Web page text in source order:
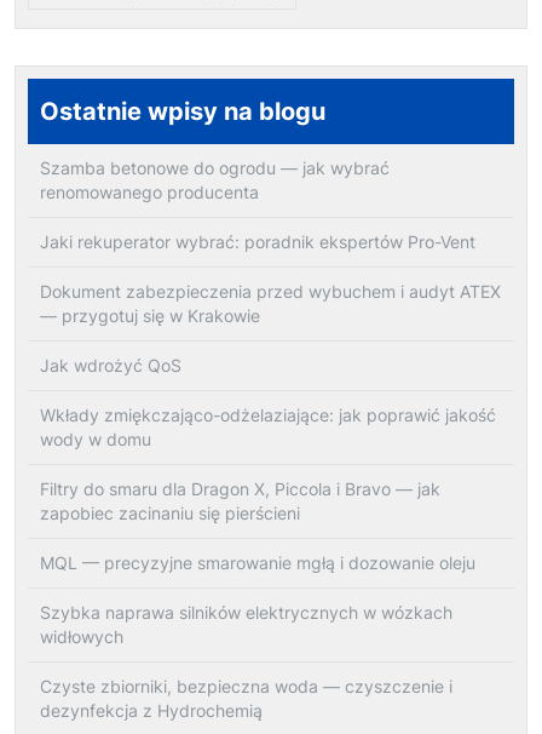
Ostatnie wpisy na blogu
Szamba betonowe do ogrodu — jak wybrać
renomowanego producenta
Jaki rekuperator wybrać: poradnik ekspertów Pro-Vent
Dokument zabezpieczenia przed wybuchem i audyt ATEX
— przygotuj się w Krakowie
Jak wdrożyć QoS
Wkłady zmiękczająco-odżelaziające: jak poprawić jakość
wody w domu
Filtry do smaru dla Dragon X, Piccola i Bravo — jak
zapobiec zacinaniu się pierścieni
MQL — precyzyjne smarowanie mgłą i dozowanie oleju
Szybka naprawa silników elektrycznych w wózkach
widłowych
Czyste zbiorniki, bezpieczna woda — czyszczenie i
dezynfekcja z Hydrochemią